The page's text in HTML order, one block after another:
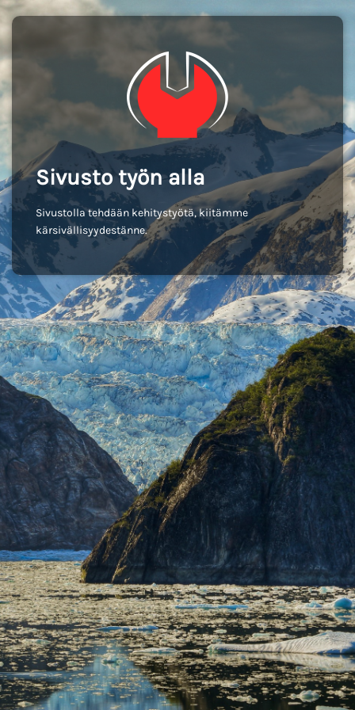
Sivusto työn alla
Sivustolla tehdään kehitystyötä, kiitämme
kärsivällisyydestänne.